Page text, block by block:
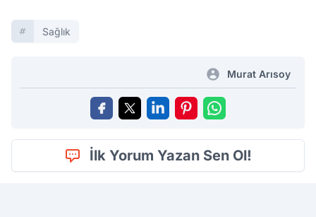
Sağlık
Murat Arısoy
İlk Yorum Yazan Sen Ol!